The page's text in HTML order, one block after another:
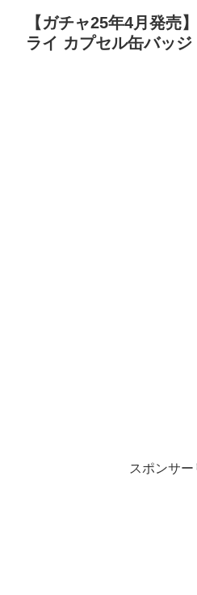
【ガチャ25年4月発売
ライ カプセル缶バッジ
スポンサー